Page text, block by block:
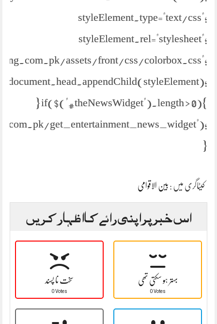
styleElement.type="text/css";
styleElement.rel="stylesheet";
assets/front/css/colorbox.css";
document.head.appendChild(styleElement);
} if($("#theNewsWidget").length > 0){
get_entertainment_news_widget");
}
کیٹاگری میں : بین الاقوامی
اس خبر پر اپنی رائے کا اظہار کریں
سخت نا پسند
0 Votes
بہتر ہو سکتی تھی
0 Votes